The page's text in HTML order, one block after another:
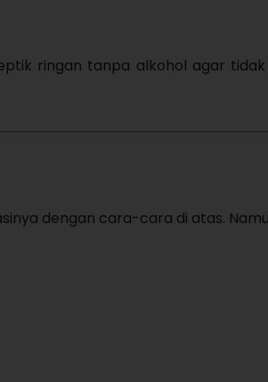
ringan tanpa alkohol agar
dengan cara-cara di atas.